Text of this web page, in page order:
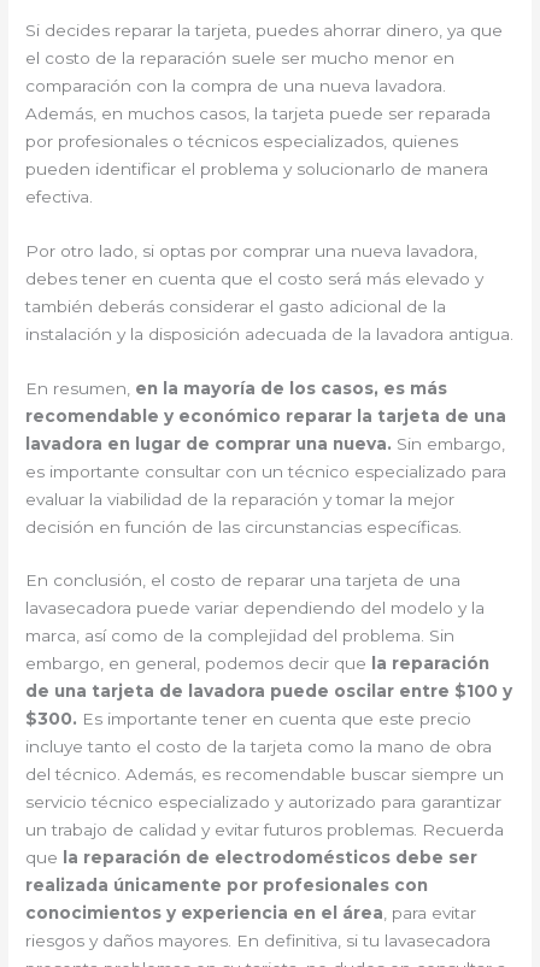
Si decides reparar la tarjeta, puedes ahorrar dinero, ya que
el costo de la reparación suele ser mucho menor en
comparación con la compra de una nueva lavadora.
Además, en muchos casos, la tarjeta puede ser reparada
por profesionales o técnicos especializados, quienes
pueden identificar el problema y solucionarlo de manera
efectiva.
Por otro lado, si optas por comprar una nueva lavadora,
debes tener en cuenta que el costo será más elevado y
también deberás considerar el gasto adicional de la
instalación y la disposición adecuada de la lavadora antigua.
En resumen, en la mayoría de los casos, es más
recomendable y económico reparar la tarjeta de una
lavadora en lugar de comprar una nueva. Sin embargo,
es importante consultar con un técnico especializado para
evaluar la viabilidad de la reparación y tomar la mejor
decisión en función de las circunstancias específicas.
En conclusión, el costo de reparar una tarjeta de una
lavasecadora puede variar dependiendo del modelo y la
marca, así como de la complejidad del problema. Sin
embargo, en general, podemos decir que
la reparación
de una tarjeta de lavadora puede oscilar entre $100 y
$300. Es importante tener en cuenta que este precio
incluye tanto el costo de la tarjeta como la mano de obra
del técnico. Además, es recomendable buscar siempre un
servicio técnico especializado y autorizado para garantizar
un trabajo de calidad y evitar futuros problemas. Recuerda
que
la reparación de electrodomésticos debe ser
realizada únicamente por profesionales con
conocimientos y experiencia en el área, para evitar
riesgos y daños mayores. En definitiva, si tu lavasecadora